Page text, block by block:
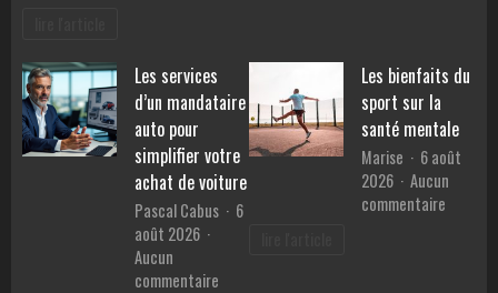
artisanaux
fabriqués
en
Provence
?
cette
Les services
d’un mandataire
auto pour
simplifier votre
achat de voiture
Pascal Cabus
6
août 2026
Aucun
commentaire
Les bienfaits du
sport sur la
santé mentale
Marise
6 août
2026
Aucun
commentaire